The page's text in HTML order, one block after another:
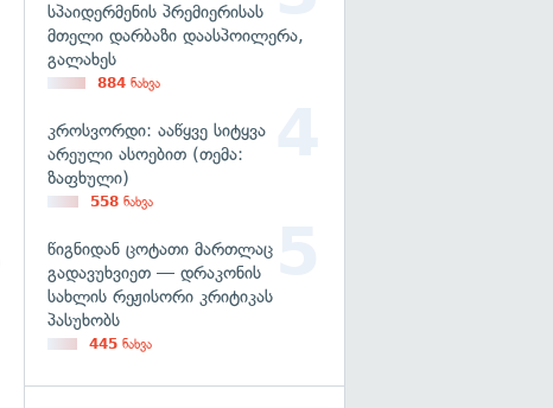
სპაიდერმენის პრემიერისას
მთელი დარბაზი დაასპოილერა,
გალახეს
884 ნახვა
კროსვორდი: ააწყვე სიტყვა
არეული ასოებით (თემა:
ზაფხული)
558 ნახვა
წიგნიდან ცოტათი მართლაც
გადავუხვიეთ — დრაკონის
სახლის რეჟისორი კრიტიკას
პასუხობს
445 ნახვა